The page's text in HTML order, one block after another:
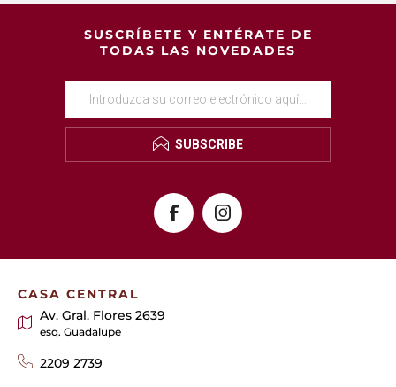
SUSCRÍBETE Y ENTÉRATE DE
TODAS LAS NOVEDADES
SUBSCRIBE
CASA CENTRAL
Av. Gral. Flores 2639
esq. Guadalupe
2209 2739